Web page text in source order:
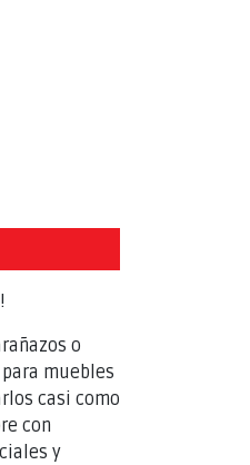
o
muebles
casi como
con
y